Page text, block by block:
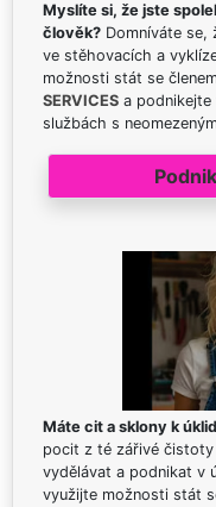
Myslíte si, že jste
člověk? Domníváte se,
ve stěhovacích a
možnosti stát se
SERVICES a
službách s
Máte cit a sklony k
pocit z té zářivé čistoty
vydělávat a podnikat v
využijte možnosti stát